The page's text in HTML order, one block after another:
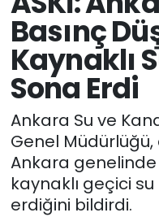
Basınç
Kaynaklı
Sona Erdi
Ankara Su ve
Genel Müdürlüğü,
Ankara
kaynaklı geçici
erdiğini bildirdi.
Tüm Manşetler
Son Dakika